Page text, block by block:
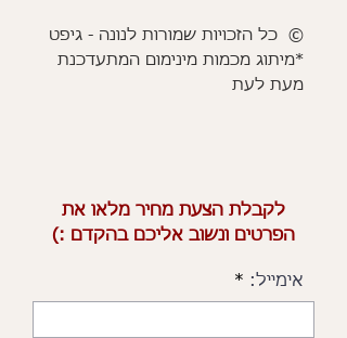
© כל הזכויות שמורות לנונה - גיפט
*מיתוג מכמות מינימום המתעדכנת
מעת לעת
לקבלת הצעת מחיר מלאו את
הפרטים ונשוב אליכם בהקדם :)
אימייל: